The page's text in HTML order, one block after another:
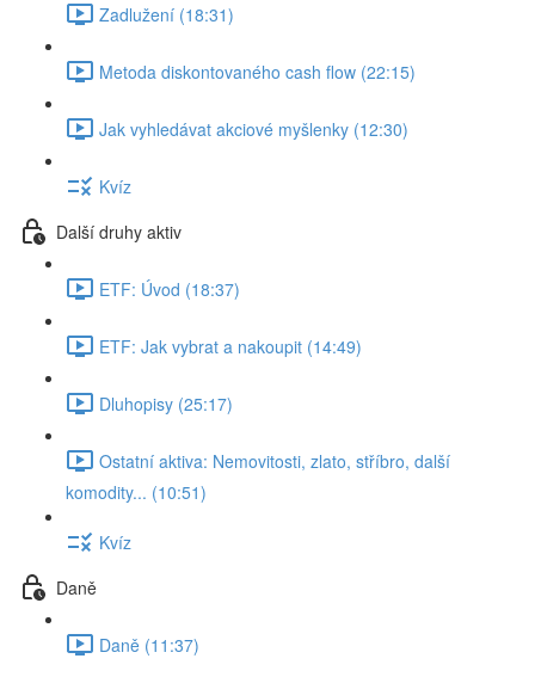
Zadlužení (18:31)
Metoda diskontovaného cash flow (22:15)
Jak vyhledávat akciové myšlenky (12:30)
Kvíz
Další druhy aktiv
ETF: Úvod (18:37)
ETF: Jak vybrat a nakoupit (14:49)
Dluhopisy (25:17)
Ostatní aktiva: Nemovitosti, zlato, stříbro, další
komodity... (10:51)
Kvíz
Daně
Daně (11:37)